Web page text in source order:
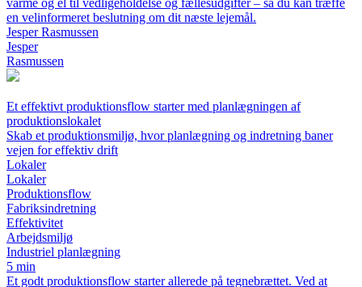
varme og el til vedligeholdelse og fællesudgifter – så du kan træffe
en velinformeret beslutning om dit næste lejemål.
Jesper Rasmussen
Jesper
Rasmussen
Et effektivt produktionsflow starter med planlægningen af
produktionslokalet
Skab et produktionsmiljø, hvor planlægning og indretning baner
vejen for effektiv drift
Lokaler
Lokaler
Produktionsflow
Fabriksindretning
Effektivitet
Arbejdsmiljø
Industriel planlægning
5 min
Et godt produktionsflow starter allerede på tegnebrættet. Ved at